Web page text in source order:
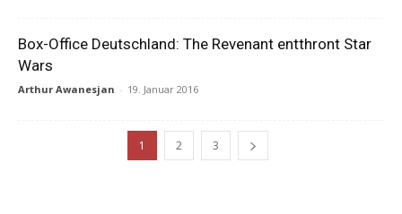
Box-Office Deutschland: The Revenant entthront Star
Wars
Arthur Awanesjan - 19. Januar 2016
1 2 3